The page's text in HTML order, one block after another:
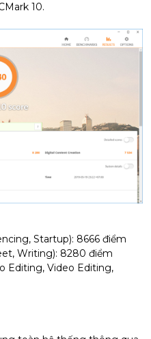
10.
Startup): 8666 điểm
Writing): 8280 điểm
Editing, Video Editing,